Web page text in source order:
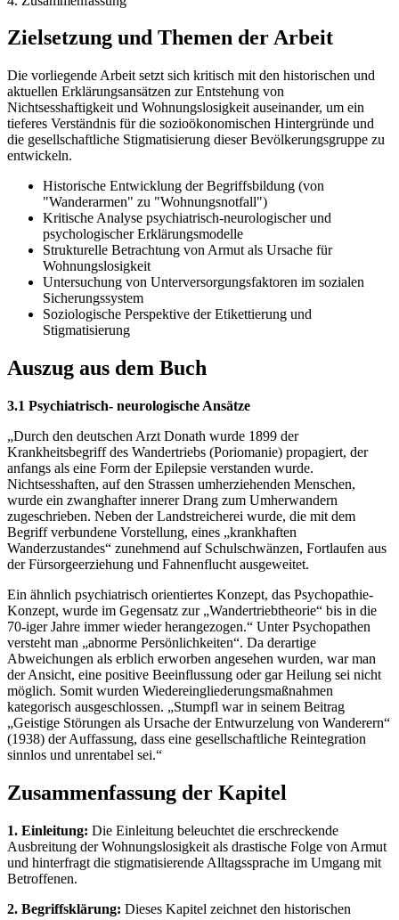
Zielsetzung und Themen der Arbeit
Die vorliegende Arbeit setzt sich kritisch mit den historischen und
aktuellen Erklärungsansätzen zur Entstehung von
Nichtsesshaftigkeit und Wohnungslosigkeit auseinander, um ein
tieferes Verständnis für die sozioökonomischen Hintergründe und
die gesellschaftliche Stigmatisierung dieser Bevölkerungsgruppe zu
entwickeln.
Historische Entwicklung der Begriffsbildung (von
"Wanderarmen" zu "Wohnungsnotfall")
Kritische Analyse psychiatrisch-neurologischer und
psychologischer Erklärungsmodelle
Strukturelle Betrachtung von Armut als Ursache für
Wohnungslosigkeit
Untersuchung von Unterversorgungsfaktoren im sozialen
Sicherungssystem
Soziologische Perspektive der Etikettierung und
Stigmatisierung
Auszug aus dem Buch
3.1 Psychiatrisch- neurologische Ansätze
„Durch den deutschen Arzt Donath wurde 1899 der
Krankheitsbegriff des Wandertriebs (Poriomanie) propagiert, der
anfangs als eine Form der Epilepsie verstanden wurde.
Nichtsesshaften, auf den Strassen umherziehenden Menschen,
wurde ein zwanghafter innerer Drang zum Umherwandern
zugeschrieben. Neben der Landstreicherei wurde, die mit dem
Begriff verbundene Vorstellung, eines „krankhaften
Wanderzustandes“ zunehmend auf Schulschwänzen, Fortlaufen aus
der Fürsorgeerziehung und Fahnenflucht ausgeweitet.
Ein ähnlich psychiatrisch orientiertes Konzept, das Psychopathie-
Konzept, wurde im Gegensatz zur „Wandertriebtheorie“ bis in die
70-iger Jahre immer wieder herangezogen.“ Unter Psychopathen
versteht man „abnorme Persönlichkeiten“. Da derartige
Abweichungen als erblich erworben angesehen wurden, war man
der Ansicht, eine positive Beeinflussung oder gar Heilung sei nicht
möglich. Somit wurden Wiedereingliederungsmaßnahmen
kategorisch ausgeschlossen. „Stumpfl war in seinem Beitrag
„Geistige Störungen als Ursache der Entwurzelung von Wanderern“
(1938) der Auffassung, dass eine gesellschaftliche Reintegration
sinnlos und unrentabel sei.“
Zusammenfassung der Kapitel
1. Einleitung: Die Einleitung beleuchtet die erschreckende
Ausbreitung der Wohnungslosigkeit als drastische Folge von Armut
und hinterfragt die stigmatisierende Alltagssprache im Umgang mit
Betroffenen.
2. Begriffsklärung: Dieses Kapitel zeichnet den historischen